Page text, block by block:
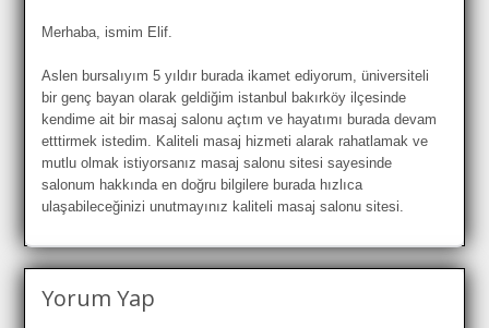
Merhaba, ismim Elif.
Aslen bursalıyım 5 yıldır burada ikamet ediyorum, üniversiteli
bir genç bayan olarak geldiğim istanbul bakırköy ilçesinde
kendime ait bir masaj salonu açtım ve hayatımı burada devam
etttirmek istedim. Kaliteli masaj hizmeti alarak rahatlamak ve
mutlu olmak istiyorsanız masaj salonu sitesi sayesinde
salonum hakkında en doğru bilgilere burada hızlıca
ulaşabileceğinizi unutmayınız kaliteli masaj salonu sitesi.
Yorum Yap